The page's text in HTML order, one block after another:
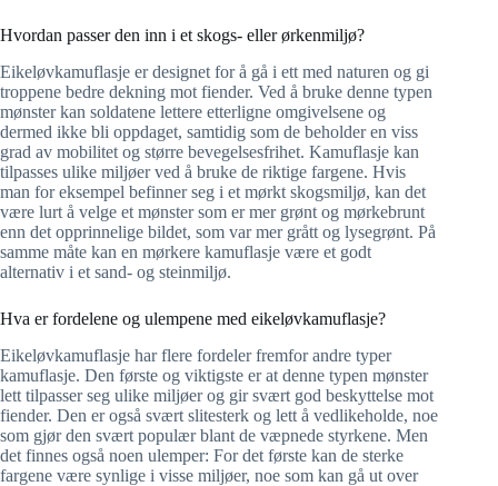
Hvordan passer den inn i et skogs- eller ørkenmiljø?
Eikeløvkamuflasje er designet for å gå i ett med naturen og gi
troppene bedre dekning mot fiender. Ved å bruke denne typen
mønster kan soldatene lettere etterligne omgivelsene og
dermed ikke bli oppdaget, samtidig som de beholder en viss
grad av mobilitet og større bevegelsesfrihet. Kamuflasje kan
tilpasses ulike miljøer ved å bruke de riktige fargene. Hvis
man for eksempel befinner seg i et mørkt skogsmiljø, kan det
være lurt å velge et mønster som er mer grønt og mørkebrunt
enn det opprinnelige bildet, som var mer grått og lysegrønt. På
samme måte kan en mørkere kamuflasje være et godt
alternativ i et sand- og steinmiljø.
Hva er fordelene og ulempene med eikeløvkamuflasje?
Eikeløvkamuflasje har flere fordeler fremfor andre typer
kamuflasje. Den første og viktigste er at denne typen mønster
lett tilpasser seg ulike miljøer og gir svært god beskyttelse mot
fiender. Den er også svært slitesterk og lett å vedlikeholde, noe
som gjør den svært populær blant de væpnede styrkene. Men
det finnes også noen ulemper: For det første kan de sterke
fargene være synlige i visse miljøer, noe som kan gå ut over